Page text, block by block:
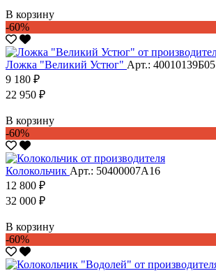
В корзину
-60%
Ложка "Великий Устюг" Арт.: 40010139Б05
9 180 ₽
22 950 ₽
В корзину
-60%
Колокольчик Арт.: 50400007А16
12 800 ₽
32 000 ₽
В корзину
-60%